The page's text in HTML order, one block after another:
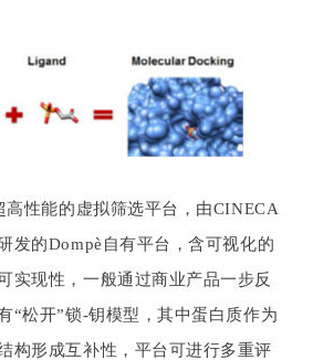
高性能的虚拟筛选平台，由CINECA
发的Dompè自有平台，含可视化的
实现性，一般通过商业产品一步反
“松开”锁-钥模型，其中蛋白质作为
构形成互补性，平台可进行多重评